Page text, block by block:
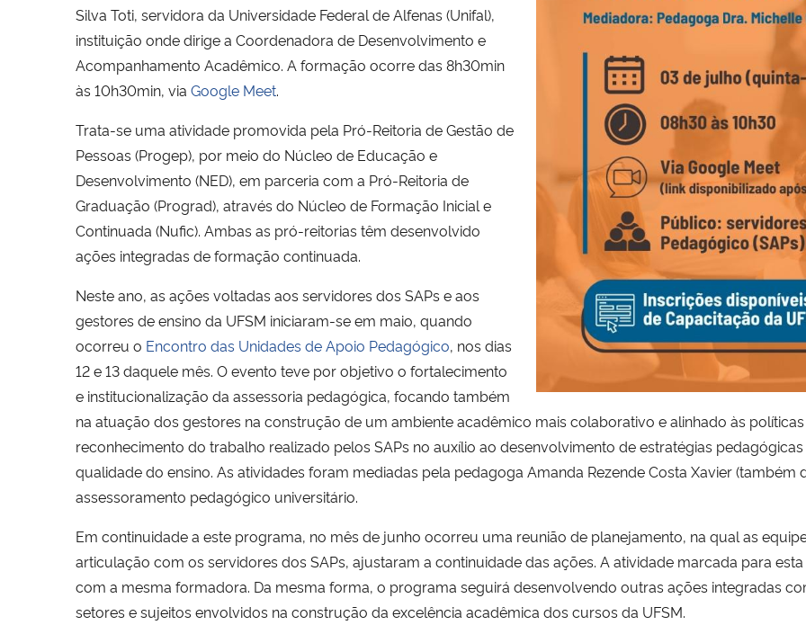
Silva Toti, servidora da Universidade Federal de Alfenas (Unifal),
instituição onde dirige a Coordenadora de Desenvolvimento e
Acompanhamento Acadêmico. A formação ocorre das 8h30min
às 10h30min, via Google Meet.
Trata-se uma atividade promovida pela Pró-Reitoria de Gestão de
Pessoas (Progep), por meio do Núcleo de Educação e
Desenvolvimento (NED), em parceria com a Pró-Reitoria de
Graduação (Prograd), através do Núcleo de Formação Inicial e
Continuada (Nufic). Ambas as pró-reitorias têm desenvolvido
ações integradas de formação continuada.
Neste ano, as ações voltadas aos servidores dos SAPs e aos
gestores de ensino da UFSM iniciaram-se em maio, quando
ocorreu o Encontro das Unidades de Apoio Pedagógico, nos dias
12 e 13 daquele mês. O evento teve por objetivo o fortalecimento
e institucionalização da assessoria pedagógica, focando também
na atuação dos gestores na construção de um ambiente acadêmico mais colaborativo e alinhado às
reconhecimento do trabalho realizado pelos SAPs no auxílio ao desenvolvimento de estratégias
qualidade do ensino. As atividades foram mediadas pela pedagoga Amanda Rezende Costa Xavier (também
assessoramento pedagógico universitário.
Em continuidade a este programa, no mês de junho ocorreu uma reunião de planejamento, na qual as
articulação com os servidores dos SAPs, ajustaram a continuidade das ações. A atividade marcada para
com a mesma formadora. Da mesma forma, o programa seguirá desenvolvendo outras ações integradas
setores e sujeitos envolvidos na construção da excelência acadêmica dos cursos da UFSM.